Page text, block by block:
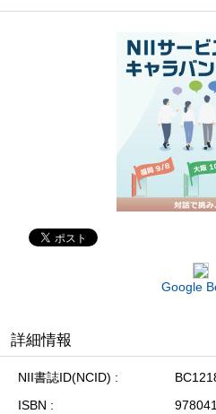
Google
詳細情報
NII書誌ID(NCID)
ISBN